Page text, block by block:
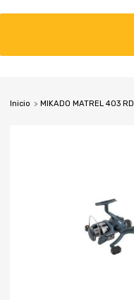
Inicio > MIKADO MATREL 403 RD